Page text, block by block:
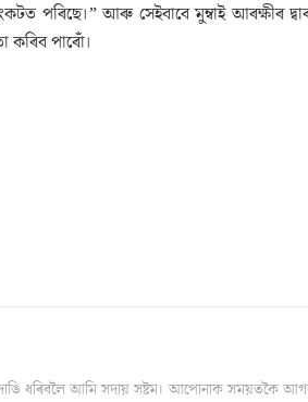
আৰু সেইবাবে মুম্বাই আৰক্ষীৰ
কৰিব পাৰোঁ।
ধৰিবলৈ আমি সদায় সষ্টম। আপোনাক সময়তকৈ